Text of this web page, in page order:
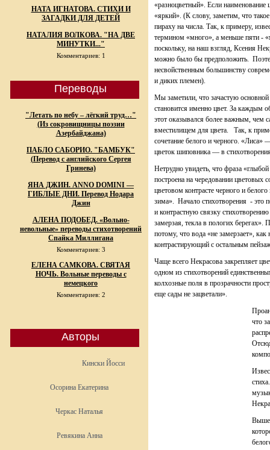
НАТА ИГНАТОВА. СТИХИ И
ЗАГАДКИ ДЛЯ ДЕТЕЙ
НАТАЛИЯ ВОЛКОВА. "НА ДВЕ
МИНУТКИ..."
Комментариев: 1
Переводы
"Летать по небу – лёгкий труд…"
(Из сокровищницы поэзии
Азербайджана)
ПАБЛО САБОРИО. "БАМБУК"
(Перевод с английского Сергея
Гринева)
ЯНА ДЖИН. ANNO DOMINI —
ГИБЛЫЕ ДНИ. Перевод Нодара
Джин
АЛЕНА ПОДОБЕД. «Вольно-
невольные» переводы стихотворений
Спайка Миллигана
Комментариев: 3
ЕЛЕНА САМКОВА. СВЯТАЯ
НОЧЬ. Вольные переводы с
немецкого
Комментариев: 2
Авторы
Кински Йосси
Осорина Екатерина
Черкас Наталья
Ревякина Анна
«разноцветный». Если наименование
«яркий». (К слову, заметим, что
пираху на числа. Так, к примеру,
термином «много», а меньше пяти -
поскольку, на наш взгляд, Ксения
можно было бы предположить.
несвойственным большинству
и диких племен).
Мы заметили, что зачастую основной
становится именно цвет. За каждым
этот оказывался более важным, чем
вместилищем для цвета. Так, к
сочетание белого и черного. «Лиса»
цветок шиповника — в
Нетрудно увидеть, что фраза
построена на чередовании
цветовом контрасте черного и
зима». Начало стихотворения - это
и контрастную связку
замерзая, текла в пологих берегах».
потому, что вода «не замерзает»,
контрастирующий с остальным
Чаще всего Некрасова закрепляет
одном из стихотворений
колхозные поля в прозрачности
еще сады не зацветали».
что
Выше